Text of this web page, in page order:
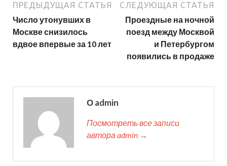
ПРЕДЫДУЩАЯ СТАТЬЯ
Число утонувших в
Москве снизилось
вдвое впервые за 10 лет
СЛЕДУЮЩАЯ СТАТЬЯ
Проездные на ночной
поезд между Москвой
и Петербургом
появились в продаже
О admin
Посмотреть все записи
автора admin →